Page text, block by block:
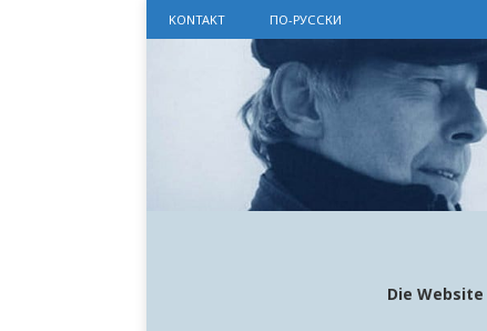
KONTAKT ПО-РУССКИ
Die